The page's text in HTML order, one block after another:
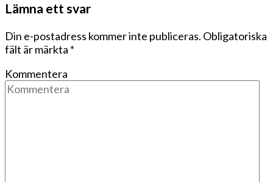
Lämna ett svar
Din e-postadress kommer inte publiceras. Obligatoriska
fält är märkta *
Kommentera